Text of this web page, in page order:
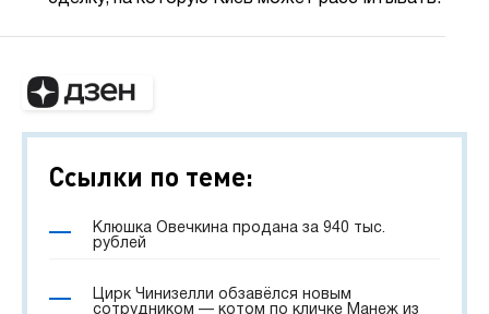
Ссылки по теме:
Клюшка Овечкина продана за 940 тыс.
рублей
Цирк Чинизелли обзавёлся новым
сотрудником — котом по кличке Манеж из